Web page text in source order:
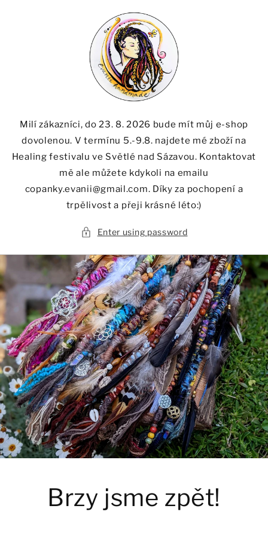
Milí zákazníci, do 23. 8. 2026 bude mít můj e-shop
dovolenou. V termínu 5.-9.8. najdete mé zboží na
Healing festivalu ve Světlé nad Sázavou. Kontaktovat
mě ale můžete kdykoli na emailu
copanky.evanii@gmail.com. Díky za pochopení a
trpělivost a přeji krásné léto:)
Enter using password
Brzy jsme zpět!